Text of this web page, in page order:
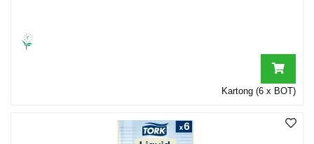
Kartong (6 x BOT)